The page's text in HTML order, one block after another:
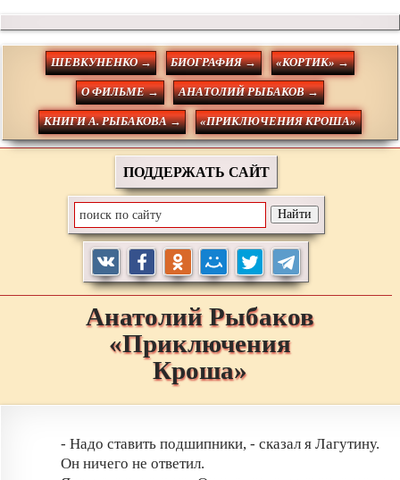
ШЕВКУНЕНКО → БИОГРАФИЯ → «КОРТИК» →
О ФИЛЬМЕ → АНАТОЛИЙ РЫБАКОВ →
КНИГИ А. РЫБАКОВА → «ПРИКЛЮЧЕНИЯ КРОША»
ПОДДЕРЖАТЬ САЙТ
Анатолий Рыбаков
«Приключения
Кроша»
- Надо ставить подшипники, - сказал я Лагутину.
Он ничего не ответил.